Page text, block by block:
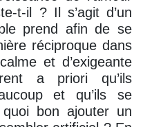
t-il ? Il s’agit d’un
prend afin de se
réciproque dans
et d’exigeante
a priori qu’ils
et qu’ils se
bon ajouter un